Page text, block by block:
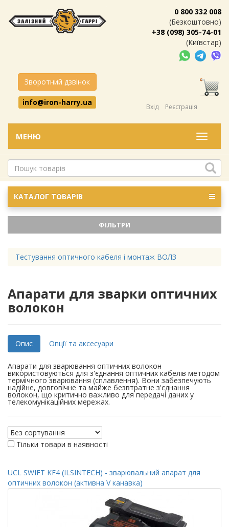
0 800 332 008
(Безкоштовно)
+38 (098) 305-74-01
(Київстар)
Зворотний дзвінок
info@iron-harry.ua
Вхід Реєстрація
Меню
МЕНЮ
КАТАЛОГ ТОВАРІВ
ФІЛЬТРИ
Тестування оптичного кабеля і монтаж ВОЛЗ
Апарати для зварки оптичних
волокон
Опис Опції та аксесуари
Апарати для зварювання оптичних волокон
використовуються для з'єднання оптичних кабелів методом
термічного зварювання (сплавлення). Вони забезпечують
надійне, довговічне та майже безвтратне з'єднання
волокон, що критично важливо для передачі даних у
телекомунікаційних мережах.
Тільки товари в наявності
UCL SWIFT KF4 (ILSINTECH) - зварювальний апарат для
оптичних волокон (активна V канавка)